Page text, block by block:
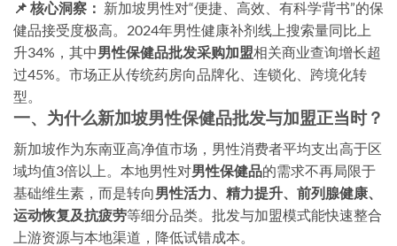
📌 核心洞察： 新加坡男性对“便捷、高效、有科学背书”的保
健品接受度极高。2024年男性健康补剂线上搜索量同比上
升34%，其中男性保健品批发采购加盟相关商业查询增长超
过45%。市场正从传统药房向品牌化、连锁化、跨境化转
型。
一、为什么新加坡男性保健品批发与加盟正当时？
新加坡作为东南亚高净值市场，男性消费者平均支出高于区
域均值3倍以上。本地男性对男性保健品的需求不再局限于
基础维生素，而是转向男性活力、精力提升、前列腺健康、
运动恢复及抗疲劳等细分品类。批发与加盟模式能快速整合
上游资源与本地渠道，降低试错成本。